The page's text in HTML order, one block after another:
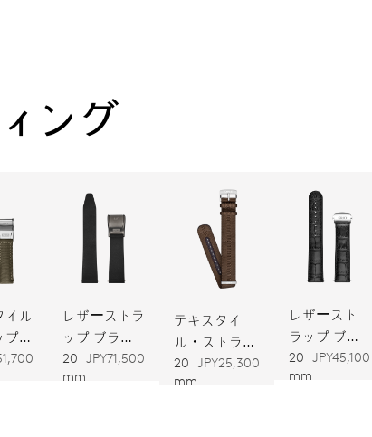
ング
イル
プ
レザーストラ
ップ ブラッ
ク
20
mm
JPY71,500
テキスタイ
ル・ストラッ
プ ブラウン
20
mm
JPY25,300
レザースト
ラップ ブラ
ック
20
mm
JPY45,100